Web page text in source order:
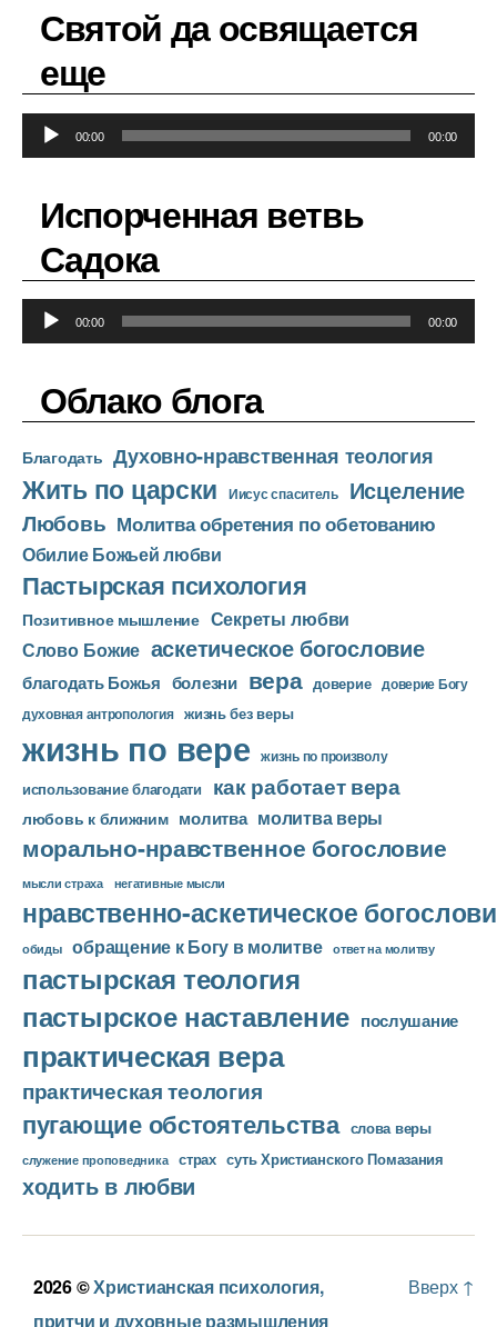
Святой да освящается
еще
у
л
00:00 00:00
Испорченная ветвь
Садока
у
о
п
л
е
е
р
00:00 00:00
Облако блога
Благодать Духовно-нравственная теология
Жить по царски Иисус спаситель Исцеление
Любовь Молитва обретения по обетованию
Обилие Божьей любви
Пастырская психология
Позитивное мышление Секреты любви
Слово Божие аскетическое богословие
благодать Божья болезни вера доверие доверие Богу
духовная антропология жизнь без веры
жизнь по вере жизнь по произволу
использование благодати как работает вера
любовь к ближним молитва молитва веры
морально-нравственное богословие
мысли страха негативные мысли
нравственно-аскетическое
обиды обращение к Богу в молитве ответ на молитву
пастырская теология
пастырское наставление послушание
практическая вера
практическая теология
пугающие обстоятельства слова веры
служение проповедника страх суть Христианского Помазания
ходить в любви
2026 ©Христианская психология,
притчи и духовные размышления
Вверх ↑